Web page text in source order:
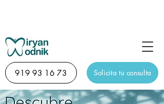
Solicita tu consulta
919 93 16 73